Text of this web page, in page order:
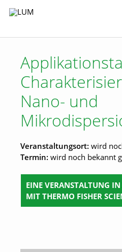
Nano- und
Veranstaltungsort: wird
Termin: wird noch bekannt
EINE VERANSTALTUNG
MIT THERMO FISHER